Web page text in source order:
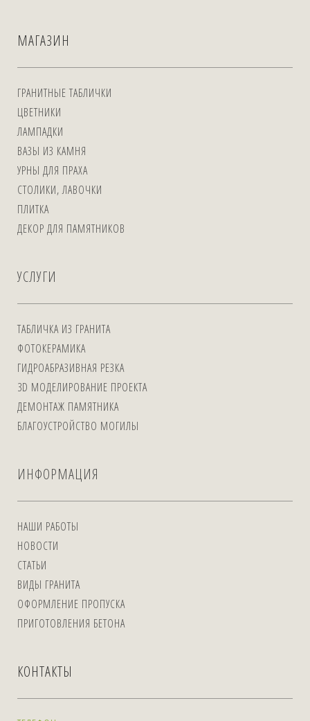
МАГАЗИН
ГРАНИТНЫЕ ТАБЛИЧКИ
ЦВЕТНИКИ
ЛАМПАДКИ
ВАЗЫ ИЗ КАМНЯ
УРНЫ ДЛЯ ПРАХА
СТОЛИКИ, ЛАВОЧКИ
ПЛИТКА
ДЕКОР ДЛЯ ПАМЯТНИКОВ
УСЛУГИ
ТАБЛИЧКА ИЗ ГРАНИТА
ФОТОКЕРАМИКА
ГИДРОАБРАЗИВНАЯ РЕЗКА
3D МОДЕЛИРОВАНИЕ ПРОЕКТА
ДЕМОНТАЖ ПАМЯТНИКА
БЛАГОУСТРОЙСТВО МОГИЛЫ
ИНФОРМАЦИЯ
НАШИ РАБОТЫ
НОВОСТИ
СТАТЬИ
ВИДЫ ГРАНИТА
ОФОРМЛЕНИЕ ПРОПУСКА
ПРИГОТОВЛЕНИЯ БЕТОНА
КОНТАКТЫ